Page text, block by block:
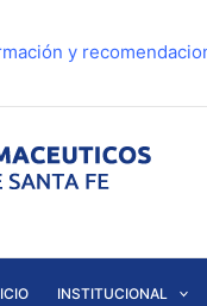
y
INSTITUCIONAL